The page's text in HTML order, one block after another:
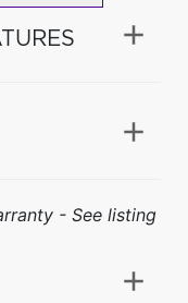
- See listing